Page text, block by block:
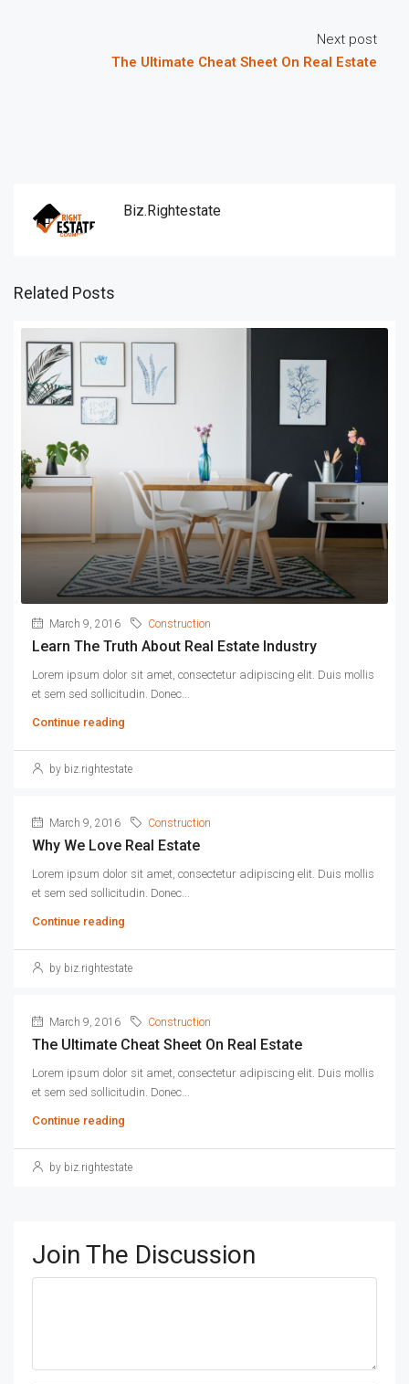
Next post
The Ultimate Cheat Sheet On Real Estate
Biz.rightestate
Related Posts
March 9, 2016 Construction
Learn The Truth About Real Estate Industry
Lorem ipsum dolor sit amet, consectetur adipiscing elit. Duis mollis
et sem sed sollicitudin. Donec...
Continue reading
by biz.rightestate
March 9, 2016 Construction
Why We Love Real Estate
Lorem ipsum dolor sit amet, consectetur adipiscing elit. Duis mollis
et sem sed sollicitudin. Donec...
Continue reading
by biz.rightestate
March 9, 2016 Construction
The Ultimate Cheat Sheet On Real Estate
Lorem ipsum dolor sit amet, consectetur adipiscing elit. Duis mollis
et sem sed sollicitudin. Donec...
Continue reading
by biz.rightestate
Join The Discussion